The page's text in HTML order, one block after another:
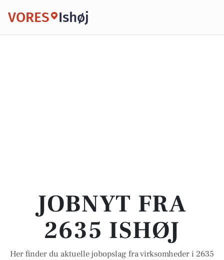
VORES Ishøj
JOBNYT FRA
2635 ISHØJ
Her finder du aktuelle jobopslag fra virksomheder i 2635